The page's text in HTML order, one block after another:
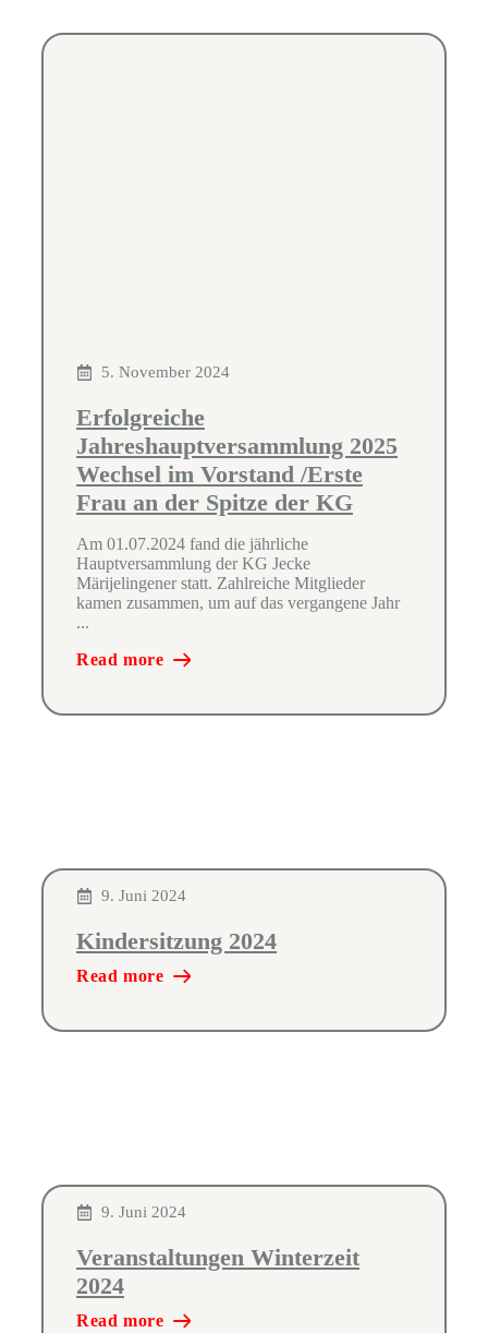
5. November 2024
Erfolgreiche
Jahreshauptversammlung 2025
Wechsel im Vorstand /Erste
Frau an der Spitze der KG
Am 01.07.2024 fand die jährliche
Hauptversammlung der KG Jecke
Märijelingener statt. Zahlreiche Mitglieder
kamen zusammen, um auf das vergangene Jahr
...
Read more
9. Juni 2024
Kindersitzung 2024
Read more
9. Juni 2024
Veranstaltungen Winterzeit
2024
Read more